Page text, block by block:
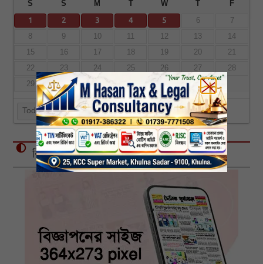
S S M T W T F
1 2 3 4 5 6
7
8
9 10 11 12 13
14
15
16 17 18 19 20
21
22
23 24 25 26 27
28
29
30 31
Today
বিজ্ঞাপন